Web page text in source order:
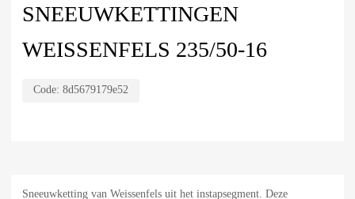
SNEEUWKETTINGEN
WEISSENFELS 235/50-16
Code: 8d5679179e52
Sneeuwketting van Weissenfels uit het instapsegment. Deze